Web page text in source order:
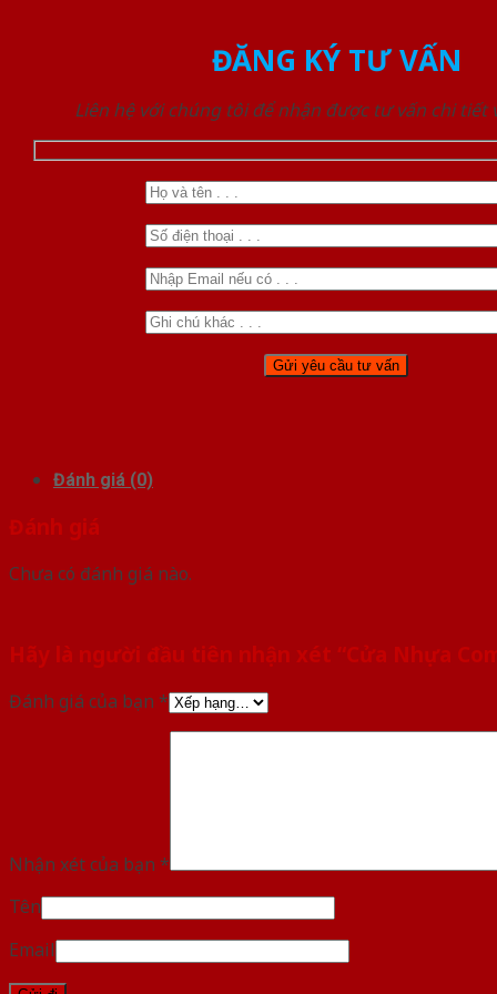
ĐĂNG KÝ TƯ VẤN
Liên hệ với chúng tôi để nhận được tư vấn chi tiết
Đánh giá (0)
Đánh giá
Chưa có đánh giá nào.
Hãy là người đầu tiên nhận xét “Cửa Nhựa
Đánh giá của bạn *
Nhận xét của bạn *
Tên
Email